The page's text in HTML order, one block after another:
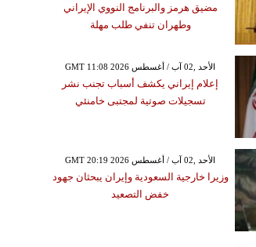
مضيق هرمز والبرنامج النووي الإيراني
وطهران تنفي طلب مهلة
GMT 11:08 2026 الأحد ,02 آب / أغسطس
إعلام إيراني يكشف أسباب تجنب نشر
تسجيلات صوتية لمجتبى خامنئي
GMT 20:19 2026 الأحد ,02 آب / أغسطس
وزيرا خارجية السعودية وإيران يبحثان جهود
خفض التصعيد